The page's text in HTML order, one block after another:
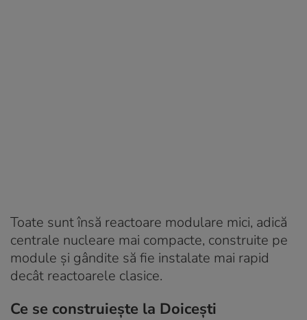
Toate sunt însă reactoare modulare mici, adică
centrale nucleare mai compacte, construite pe
module și gândite să fie instalate mai rapid
decât reactoarele clasice.
Ce se construiește la Doicești